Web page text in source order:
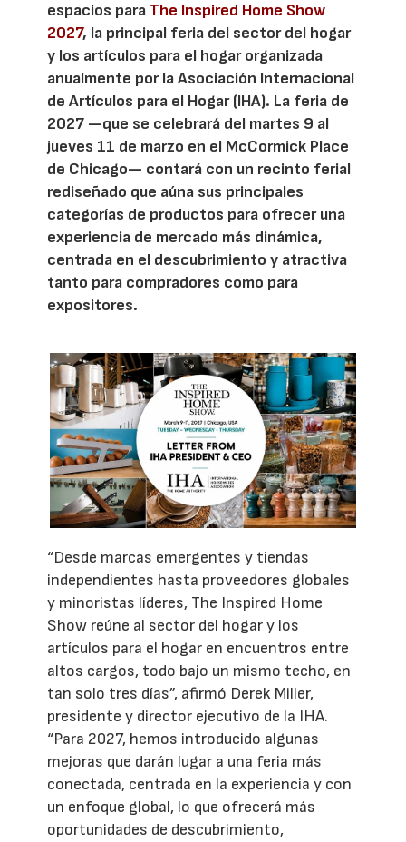
espacios para The Inspired Home Show
2027, la principal feria del sector del hogar
y los artículos para el hogar organizada
anualmente por la Asociación Internacional
de Artículos para el Hogar (IHA). La feria de
2027 —que se celebrará del martes 9 al
jueves 11 de marzo en el McCormick Place
de Chicago— contará con un recinto ferial
rediseñado que aúna sus principales
categorías de productos para ofrecer una
experiencia de mercado más dinámica,
centrada en el descubrimiento y atractiva
tanto para compradores como para
expositores.
“Desde marcas emergentes y tiendas
independientes hasta proveedores globales
y minoristas líderes, The Inspired Home
Show reúne al sector del hogar y los
artículos para el hogar en encuentros entre
altos cargos, todo bajo un mismo techo, en
tan solo tres días”, afirmó Derek Miller,
presidente y director ejecutivo de la IHA.
“Para 2027, hemos introducido algunas
mejoras que darán lugar a una feria más
conectada, centrada en la experiencia y con
un enfoque global, lo que ofrecerá más
oportunidades de descubrimiento,